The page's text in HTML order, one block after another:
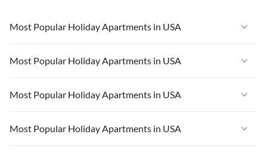
Most Popular Holiday Apartments in USA
Vacation Apartments in USA
Vacation Apartments in Florida
Vacation Apartments in Cape Coral
Vacation Apartments in California
Most Popular Holiday Apartments in USA
Vacation Apartments in USA
Vacation Apartments in Florida
Vacation Apartments in Cape Coral
Most Popular Holiday Apartments in USA
Vacation Apartments in USA
Vacation Apartments in Florida
Most Popular Holiday Apartments in USA